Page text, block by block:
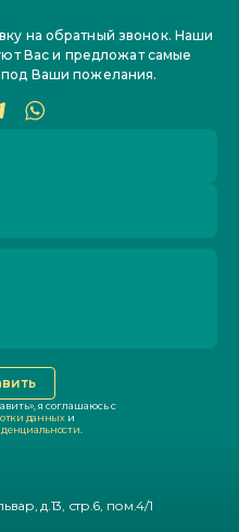
на обратный звонок. Наши
Вас и предложат самые
Ваши пожелания.
я соглашаюсь с
данныхи
д.13, стр.6, пом.4/1